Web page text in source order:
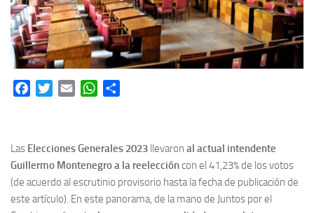
FacebookTwitterEmail WhatsApp
Las Elecciones Generales 2023 llevaron al actual intendente
Guillermo Montenegro a la reeleccióncon el 41,23% de los votos
(de acuerdo al escrutinio provisorio hasta la fecha de publicación de
este artículo). En este panorama, de la mano de Juntos por el